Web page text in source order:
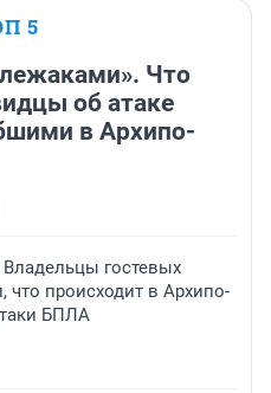
5
Что
об атаке
в Архипо-
гостевых
что происходит в Архипо-
БПЛА